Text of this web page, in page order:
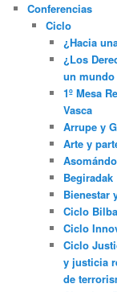
Conferencias
Ciclo
¿Hacia
¿Los
un
1º Mesa
Vasca
Arrupe y
Arte y
Begiradak
Bienestar
Ciclo
Ciclo
Ciclo
y justicia
de